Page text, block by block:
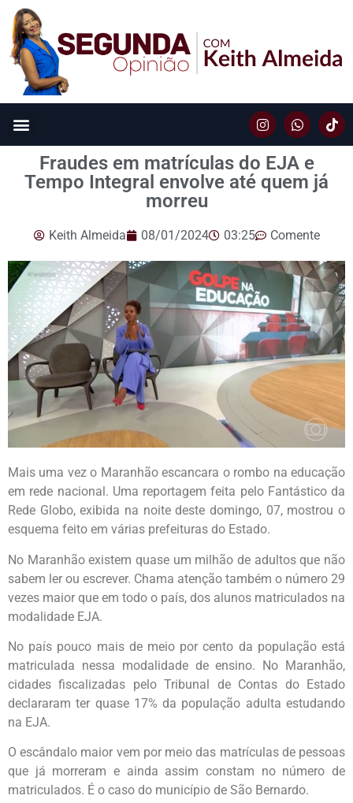
Fraudes em matrículas do EJA e
Tempo Integral envolve até quem já
morreu
Keith Almeida 08/01/2024 03:25 Comente
Mais uma vez o Maranhão escancara o rombo na educação
em rede nacional. Uma reportagem feita pelo Fantástico da
Rede Globo, exibida na noite deste domingo, 07, mostrou o
esquema feito em várias prefeituras do Estado.
No Maranhão existem quase um milhão de adultos que não
sabem ler ou escrever. Chama atenção também o número 29
vezes maior que em todo o país, dos alunos matriculados na
modalidade EJA.
No país pouco mais de meio por cento da população está
matriculada nessa modalidade de ensino. No Maranhão,
cidades fiscalizadas pelo Tribunal de Contas do Estado
declararam ter quase 17% da população adulta estudando
na EJA.
O escândalo maior vem por meio das matrículas de pessoas
que já morreram e ainda assim constam no número de
matriculados. É o caso do município de São Bernardo.